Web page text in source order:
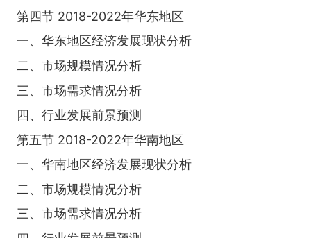
第四节 2018-2022年华东地区
一、华东地区经济发展现状分析
二、市场规模情况分析
三、市场需求情况分析
四、行业发展前景预测
第五节 2018-2022年华南地区
一、华南地区经济发展现状分析
二、市场规模情况分析
三、市场需求情况分析